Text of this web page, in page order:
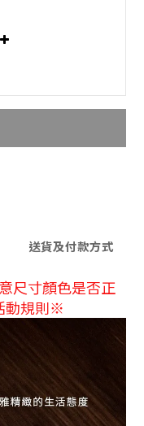
送貨及付款方式
尺寸顏色是否正
動規則※